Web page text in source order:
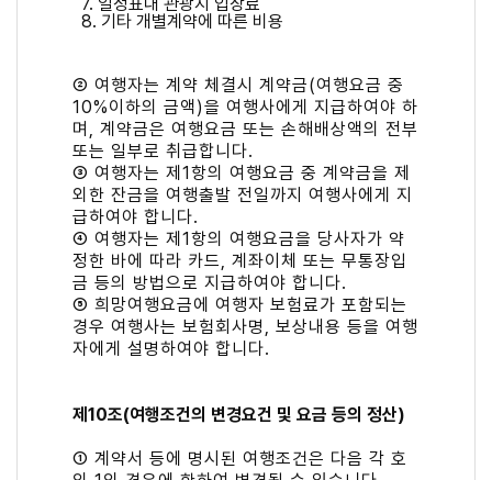
8. 기타 개별계약에 따른 비용
② 여행자는 계약 체결시 계약금(여행요금 중
10%이하의 금액)을 여행사에게 지급하여야 하
며, 계약금은 여행요금 또는 손해배상액의 전부
또는 일부로 취급합니다.
③ 여행자는 제1항의 여행요금 중 계약금을 제
외한 잔금을 여행출발 전일까지 여행사에게 지
급하여야 합니다.
④ 여행자는 제1항의 여행요금을 당사자가 약
정한 바에 따라 카드, 계좌이체 또는 무통장입
금 등의 방법으로 지급하여야 합니다.
⑤ 희망여행요금에 여행자 보험료가 포함되는
경우 여행사는 보험회사명, 보상내용 등을 여행
자에게 설명하여야 합니다.
제10조(여행조건의 변경요건 및 요금 등의 정산)
① 계약서 등에 명시된 여행조건은 다음 각 호